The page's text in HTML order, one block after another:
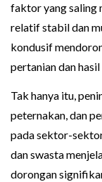
faktor yang saling
relatif stabil dan
kondusif
pertanian dan
Tak hanya itu,
peternakan, dan
pada sektor-
dan swasta
dorongan